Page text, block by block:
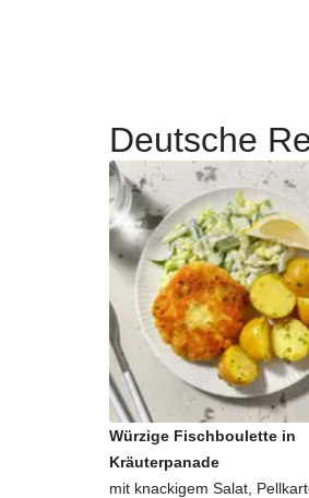
Deutsche
Würzige Fischboulette in
Kräuterpanade
mit knackigem Salat,